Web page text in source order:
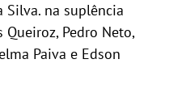
Silva. na suplência
Pedro Neto,
Paiva e Edson